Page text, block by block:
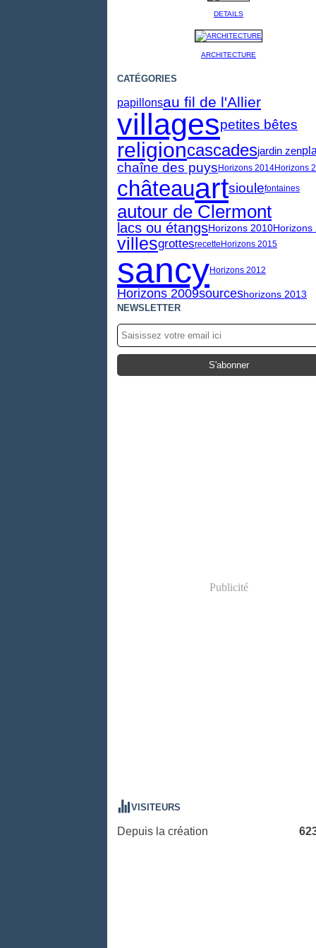
DETAILS
ARCHITECTURE
CATÉGORIES
papillonsau fil de l'Allier
villagespetites bêtes
religioncascadesjardin zen
chaîne des puysHorizons 2014Horizons
châteauartsioulefontaines
autour de Clermont
lacs ou étangsHorizons 2010Horizons
villesgrottesrecetteHorizons 2015
sancyHorizons 2012
Horizons 2009sourceshorizons 2013
NEWSLETTER
Publicité
VISITEURS
Depuis la création